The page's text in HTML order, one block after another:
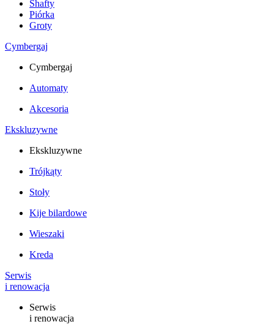
Shafty
Piórka
Groty
Cymbergaj
Cymbergaj
Automaty
Akcesoria
Ekskluzywne
Ekskluzywne
Trójkąty
Stoły
Kije bilardowe
Wieszaki
Kreda
Serwis
i renowacja
Serwis
i renowacja